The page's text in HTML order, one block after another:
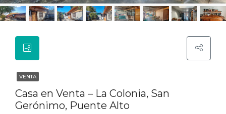
VENTA
Casa en Venta – La Colonia, San
Gerónimo, Puente Alto